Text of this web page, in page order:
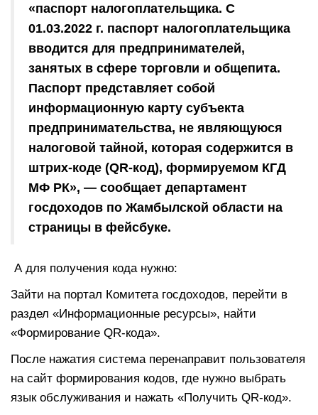
«паспорт налогоплательщика. С
01.03.2022 г. паспорт налогоплательщика
вводится для предпринимателей,
занятых в сфере торговли и общепита.
Паспорт представляет собой
информационную карту субъекта
предпринимательства, не являющуюся
налоговой тайной, которая содержится в
штрих-коде (QR-код), формируемом КГД
МФ РК», — сообщает департамент
госдоходов по Жамбылской области на
страницы в фейсбуке.
А для получения кода нужно:
Зайти на портал Комитета госдоходов, перейти в
раздел «Информационные ресурсы», найти
«Формирование QR-кода».
После нажатия система перенаправит пользователя
на сайт формирования кодов, где нужно выбрать
язык обслуживания и нажать «Получить QR-код».